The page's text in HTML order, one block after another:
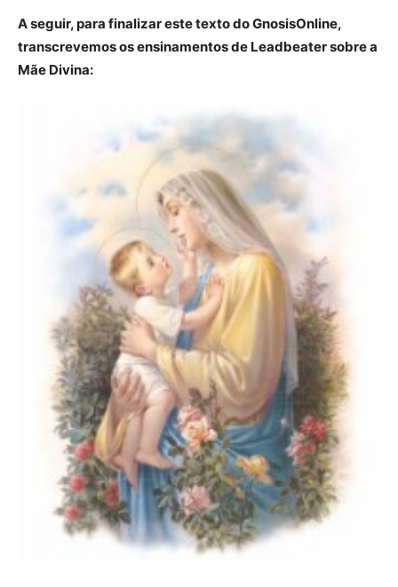
A seguir, para finalizar este texto do GnosisOnline,
transcrevemos os ensinamentos de Leadbeater sobre a
Mãe Divina: